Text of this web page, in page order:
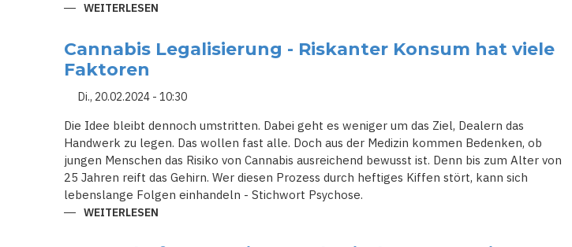
WEITERLESEN
LUXUSHAUS:
MATTHEW
PERRY
SKRUPELLOSEN
SEINE
SUCHT
AUSNUTZTEN
Cannabis Legalisierung - Riskanter Konsum hat viele
Faktoren
Di., 20.02.2024 - 10:30
Die Idee bleibt dennoch umstritten. Dabei geht es weniger um das Ziel, Dealern das
Handwerk zu legen. Das wollen fast alle. Doch aus der Medizin kommen Bedenken, ob
jungen Menschen das Risiko von Cannabis ausreichend bewusst ist. Denn bis zum Alter von
25 Jahren reift das Gehirn. Wer diesen Prozess durch heftiges Kiffen stört, kann sich
lebenslange Folgen einhandeln - Stichwort Psychose.
WEITERLESEN